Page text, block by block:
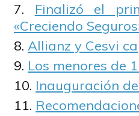
Finalizó el
«Creciendo
Allianz y Cesvi
Los menores de
Inauguración